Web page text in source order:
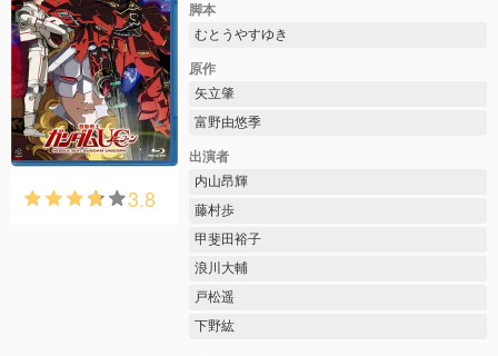
3.8
脚本
むとうやすゆき
原作
矢立肇
富野由悠季
出演者
内山昂輝
藤村歩
甲斐田裕子
浪川大輔
戸松遥
下野紘